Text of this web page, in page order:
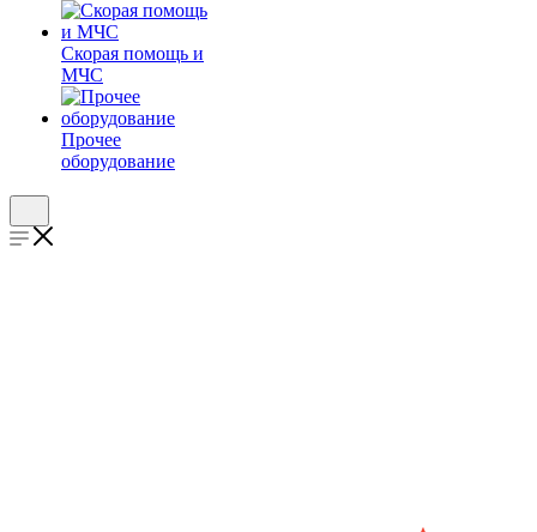
Скорая помощь и
МЧС
Прочее
оборудование